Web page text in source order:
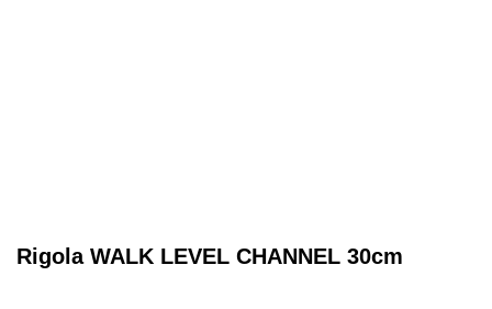
Rigola WALK LEVEL CHANNEL 30cm